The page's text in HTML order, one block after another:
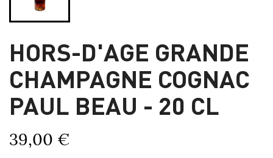
HORS-D'AGE GRANDE
CHAMPAGNE COGNAC
PAUL BEAU - 20 CL
39,00 €